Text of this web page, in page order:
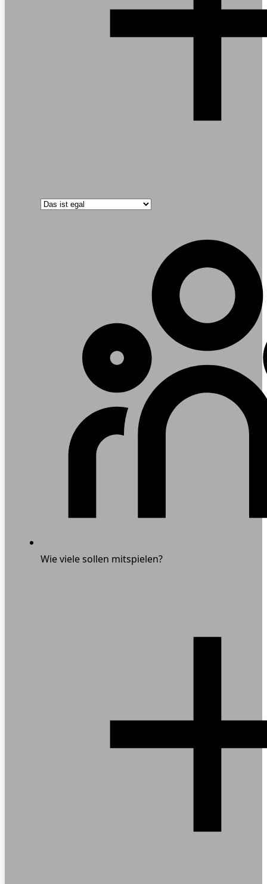
Wie viele sollen mitspielen?